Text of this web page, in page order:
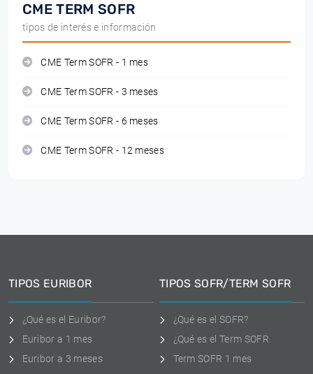
CME TERM SOFR
tipos de interés e información
CME Term SOFR - 1 mes
CME Term SOFR - 3 meses
CME Term SOFR - 6 meses
CME Term SOFR - 12 meses
TIPOS EURIBOR
¿Qué es el Euribor?
Euribor a 1 mes
Euribor a 3 meses
TIPOS SOFR/TERM SOFR
¿Qué es el SOFR?
¿Qué es el Term SOFR
Term SOFR 1 mes